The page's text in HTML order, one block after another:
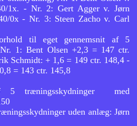
1x. - Nr. 2: Gert Agger v. Jørn
0x - Nr. 3: Steen Zacho v. Carl
til eget gennemsnit af 5
1: Bent Olsen +2,3 = 147 ctr.
Schmidt: + 1,6 = 149 ctr. 148,4 -
= 143 ctr. 145,8
5 træningsskydninger med
uden anlæg: Jørn